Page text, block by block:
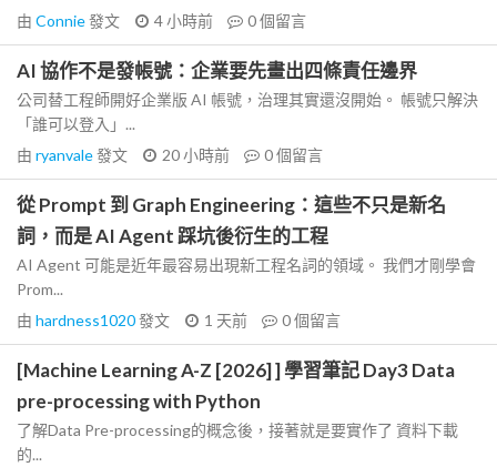
由 Connie發文 4 小時前 0個留言
AI 協作不是發帳號：企業要先畫出四條責任邊界
公司替工程師開好企業版 AI 帳號，治理其實還沒開始。 帳號只解決
「誰可以登入」...
由 ryanvale發文 20 小時前 0個留言
從 Prompt 到 Graph Engineering：這些不只是新名
詞，而是 AI Agent 踩坑後衍生的工程
AI Agent 可能是近年最容易出現新工程名詞的領域。 我們才剛學會
Prom...
由 hardness1020發文 1 天前 0個留言
[Machine Learning A-Z [2026] ] 學習筆記 Day3 Data
pre-processing with Python
了解Data Pre-processing的概念後，接著就是要實作了 資料下載
的...